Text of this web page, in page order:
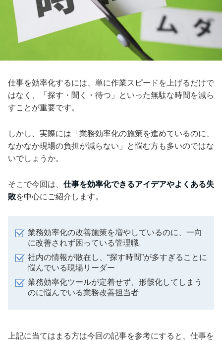
仕事を効率化するには、単に作業スピードを上げるだけで
はなく、「探す・聞く・待つ」といった無駄な時間を減ら
すことが重要です。
しかし、実際には「業務効率化の施策を進めているのに、
なかなか現場の負担が減らない」と悩む方も多いのではな
いでしょうか。
そこで今回は、 仕事を効率化できるアイデアやよくある失
敗を中心にご紹介します。
業務効率化の改善施策を増やしているのに、一向
に改善されず困っている管理職
社内の情報が散在し、“探す時間”が多すぎることに
悩んでいる現場リーダー
業務効率化ツールが定着せず、形骸化してしまう
のに悩んでいる業務改善担当者
上記に当てはまる方は今回の記事を参考にすると、仕事を